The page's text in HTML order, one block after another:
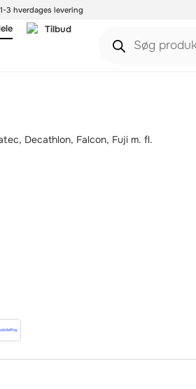
1-3 hverdages levering
Tilbud
Decathlon, Falcon, Fuji m. fl.